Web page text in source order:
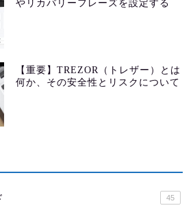
やリカバリーフレーズを設定する
【重要】TREZOR（トレザー）とは
何か、その安全性とリスクについて
45